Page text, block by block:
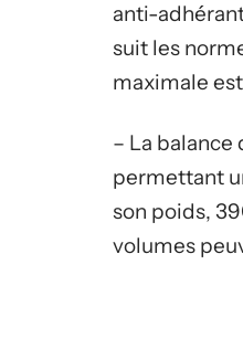
anti-
suit les
maximale est
– La balance
permettant
son poids,
volumes